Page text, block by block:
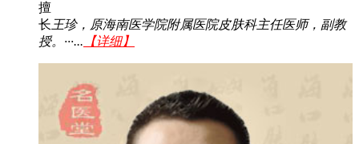
擅
长王珍，原海南医学院附属医院皮肤科主任医师，副教
授。···... 【详细】